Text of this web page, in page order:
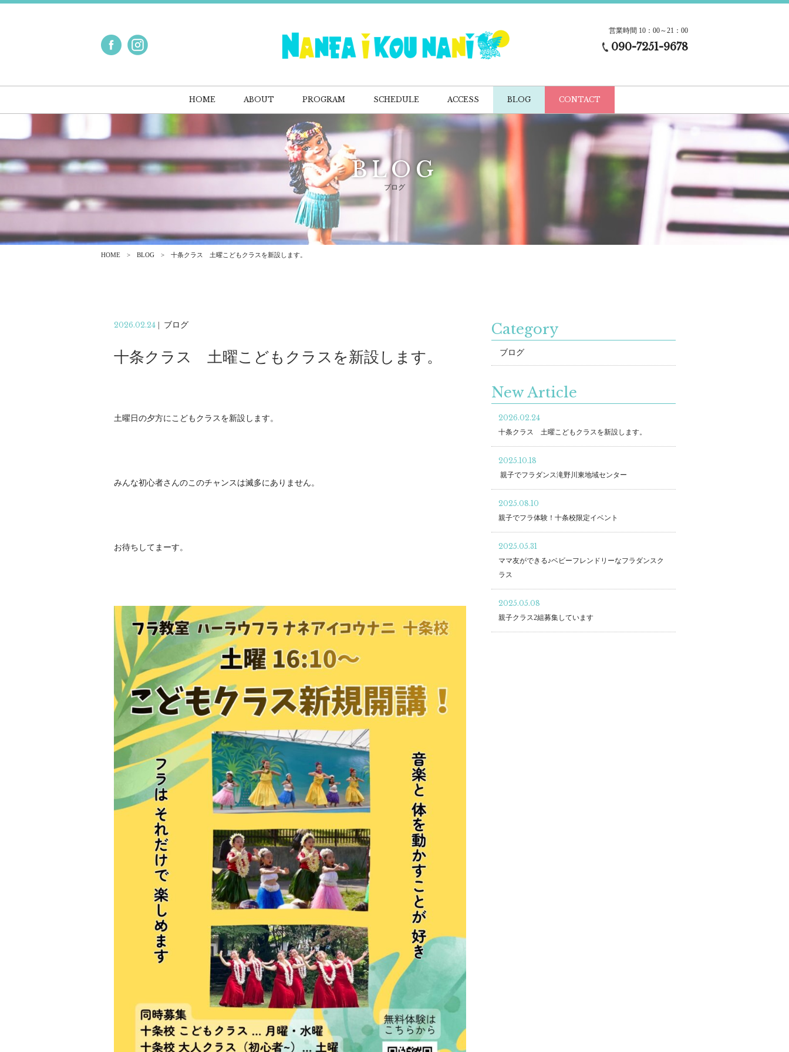
営業時間 10：00～21：00
090-7251-9678
HOME ABOUT PROGRAM SCHEDULE ACCESS BLOG CONTACT
BLOG
ブログ
HOME BLOG 十条クラス 土曜こどもクラスを新設します。
2026.02.24| ブログ
十条クラス 土曜こどもクラスを新設します。
土曜日の夕方にこどもクラスを新設します。
みんな初心者さんのこのチャンスは滅多にありません。
お待ちしてまーす。
Category
ブログ
New Article
2026.02.24
十条クラス 土曜こどもクラスを新設します。
2025.10.18
親子でフラダンス滝野川東地域センター
2025.08.10
親子でフラ体験！十条校限定イベント
2025.05.31
ママ友ができる♪ベビーフレンドリーなフラダンスク
ラス
2025.05.08
親子クラス2組募集しています